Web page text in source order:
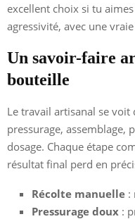
excellent choix si tu
agressivité, avec une
Un savoir-faire
bouteille
Le travail artisanal se voit
pressurage, assemblage,
dosage. Chaque étape
résultat final perd en
Récolte manuelle :
Pressurage doux :